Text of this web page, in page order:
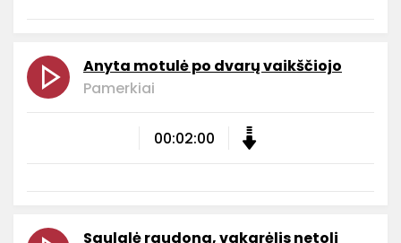
Anyta motulė po dvarų vaikščiojo
Pamerkiai
00:02:00
Saulalė raudona, vakarėlis netoli